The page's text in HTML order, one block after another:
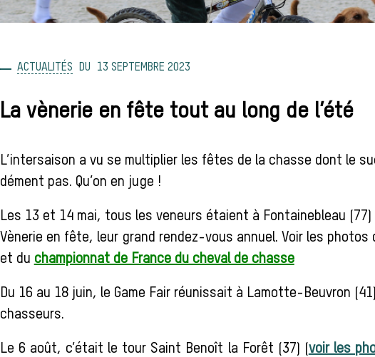
ACTUALITÉS 13 SEPTEMBRE 2023
La vènerie en fête tout au long de l’été
L’intersaison a vu se multiplier les fêtes de la chasse dont le
dément pas. Qu’on en juge !
Les 13 et 14 mai, tous les veneurs étaient à Fontainebleau (77)
Vènerie en fête, leur grand rendez-vous annuel. Voir les photos
et du championnat de France du cheval de chasse
Du 16 au 18 juin, le Game Fair réunissait à Lamotte-Beuvron
chasseurs.
Le 6 août, c’était le tour Saint Benoît la Forêt (37) ( voir les